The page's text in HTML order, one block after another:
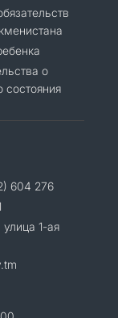
о
состояния
604 276
1-ая